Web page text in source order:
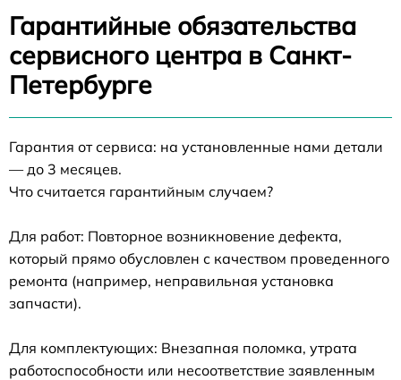
Гарантийные обязательства
сервисного центра в Санкт-
Петербурге
Гарантия от сервиса: на установленные нами детали
— до 3 месяцев.
Что считается гарантийным случаем?
Для работ: Повторное возникновение дефекта,
который прямо обусловлен с качеством проведенного
ремонта (например, неправильная установка
запчасти).
Для комплектующих: Внезапная поломка, утрата
работоспособности или несоответствие заявленным